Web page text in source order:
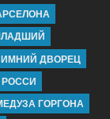
ДВОРЕЦ
РОССИ
ГОРГОНА